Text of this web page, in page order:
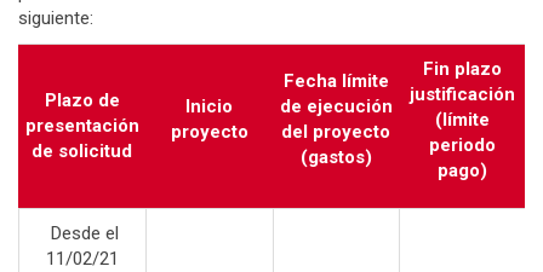
siguiente:
Plazo de
presentación
de solicitud
Inicio
proyecto
Fecha límite
de ejecución
del proyecto
(gastos)
Fin plazo
justificación
(límite
periodo
pago)
Desde el
11/02/21